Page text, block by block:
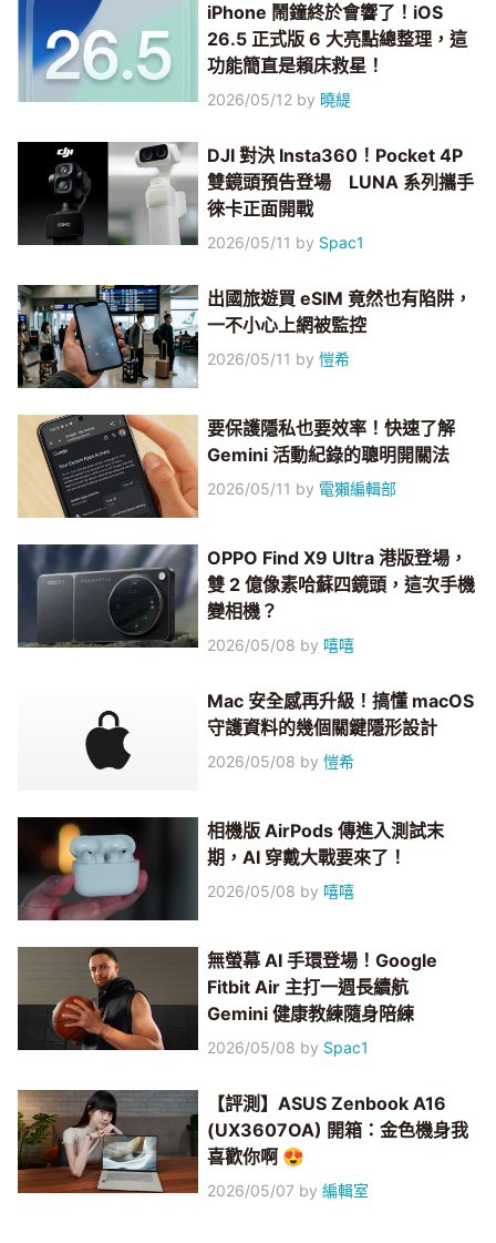
iPhone 鬧鐘終於會響了！iOS
26.5 正式版 6 大亮點總整理，這
功能簡直是賴床救星！
2026/05/12 by 曉緹
DJI 對決 Insta360！Pocket 4P
雙鏡頭預告登場 LUNA 系列攜手
徠卡正面開戰
2026/05/11 by Spac1
出國旅遊買 eSIM 竟然也有陷阱，
一不小心上網被監控
2026/05/11 by愷希
要保護隱私也要效率！快速了解
Gemini 活動紀錄的聰明開關法
2026/05/11 by 電獺編輯部
OPPO Find X9 Ultra 港版登場，
雙 2 億像素哈蘇四鏡頭，這次手機
變相機？
2026/05/08 by 嘻嘻
Mac 安全感再升級！搞懂 macOS
守護資料的幾個關鍵隱形設計
2026/05/08 by愷希
相機版 AirPods 傳進入測試末
期，AI 穿戴大戰要來了！
2026/05/08 by 嘻嘻
無螢幕 AI 手環登場！Google
Fitbit Air 主打一週長續航
Gemini 健康教練隨身陪練
2026/05/08 by Spac1
【評測】ASUS Zenbook A16
(UX3607OA) 開箱：金色機身我
喜歡你啊 😍
2026/05/07 by編輯室